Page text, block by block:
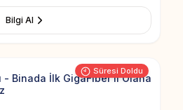
Bilgi Al
Süresi Doldu
Add to
- Binada İlk GigaFiber'li Olana